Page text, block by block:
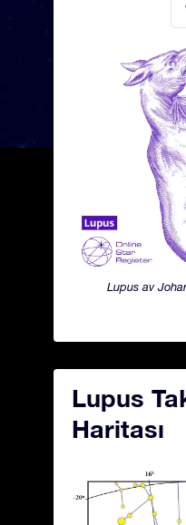
Lupus av
Lupus
Haritası